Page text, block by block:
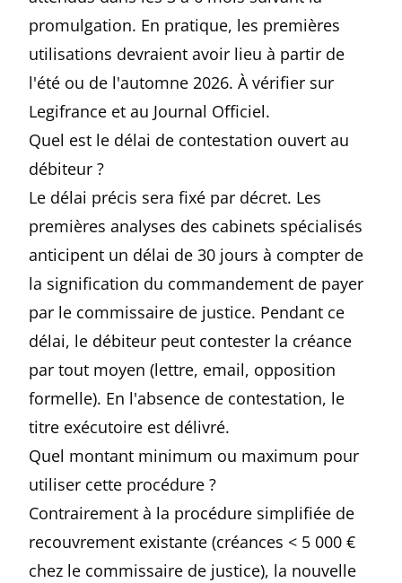
promulgation. En pratique, les premières
utilisations devraient avoir lieu à partir de
l'été ou de l'automne 2026. À vérifier sur
Legifrance et au Journal Officiel.
Quel est le délai de contestation ouvert au
débiteur ?
Le délai précis sera fixé par décret. Les
premières analyses des cabinets spécialisés
anticipent un délai de 30 jours à compter de
la signification du commandement de payer
par le commissaire de justice. Pendant ce
délai, le débiteur peut contester la créance
par tout moyen (lettre, email, opposition
formelle). En l'absence de contestation, le
titre exécutoire est délivré.
Quel montant minimum ou maximum pour
utiliser cette procédure ?
Contrairement à la procédure simplifiée de
recouvrement existante (créances < 5 000 €
chez le commissaire de justice), la nouvelle